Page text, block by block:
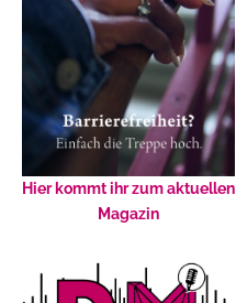
Hier kommt ihr zum aktuellen
Magazin